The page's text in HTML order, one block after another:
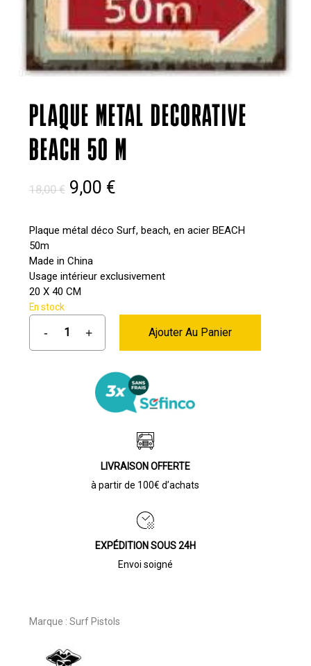
PLAQUE METAL DECORATIVE
BEACH 50 M
18,00€ Le
initial
18,00 €.
9,00 €Le
actuel
9,00 €.
Plaque métal déco Surf, beach, en acier BEACH
50m
Made in China
Usage intérieur exclusivement
20 X 40 CM
En stock
Ajouter Au Panier
LIVRAISON OFFERTE
à partir de 100€ d’achats
EXPÉDITION SOUS 24H
Envoi soigné
Marque : Surf Pistols